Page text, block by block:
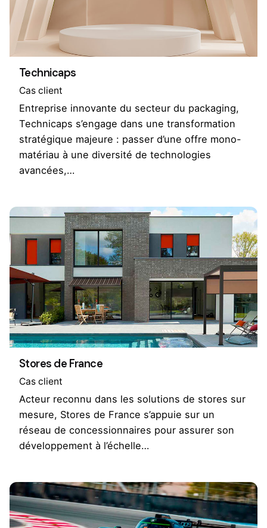
Technicaps
Cas client
Entreprise innovante du secteur du packaging,
Technicaps s’engage dans une transformation
stratégique majeure : passer d’une offre mono-
matériau à une diversité de technologies
avancées,…
Stores de France
Cas client
Acteur reconnu dans les solutions de stores sur
mesure, Stores de France s’appuie sur un
réseau de concessionnaires pour assurer son
développement à l’échelle…